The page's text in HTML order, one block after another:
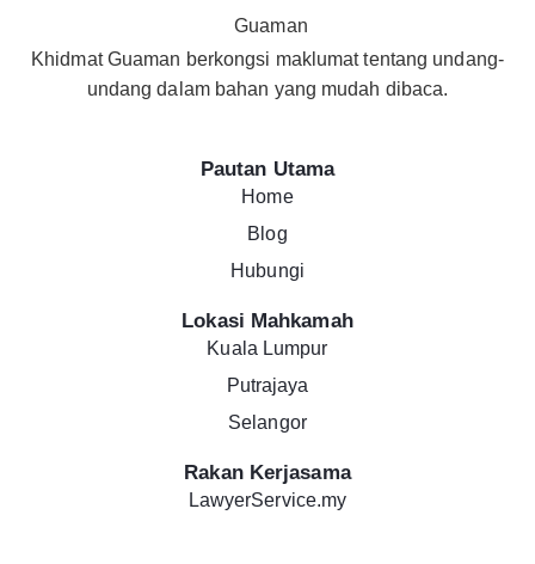
Khidmat Guaman berkongsi maklumat tentang undang-
undang dalam bahan yang mudah dibaca.
Pautan Utama
Home
Blog
Hubungi
Lokasi Mahkamah
Kuala Lumpur
Putrajaya
Selangor
Rakan Kerjasama
LawyerService.my